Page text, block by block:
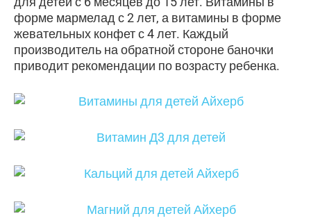
форме мармелад с 2 лет, а витамины в форме
жевательных конфет с 4 лет. Каждый
производитель на обратной стороне баночки
приводит рекомендации по возрасту ребенка.